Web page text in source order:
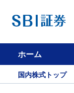
ホーム
国内株式トップ